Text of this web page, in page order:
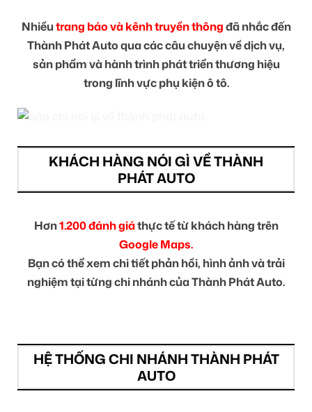
Nhiềutrang báo và kênh truyền thôngđã nhắc đến
Thành Phát Auto qua các câu chuyện về dịch vụ,
sản phẩm và hành trình phát triển thương hiệu
trong lĩnh vực phụ kiện ô tô.
KHÁCH HÀNG NÓI GÌ VỀ THÀNH
PHÁT AUTO
Hơn1.200 đánh giáthực tế từ khách hàng trên
Google Maps.
Bạn có thể xem chi tiết phản hồi, hình ảnh và trải
nghiệm tại từng chi nhánh của Thành Phát Auto.
HỆ THỐNG CHI NHÁNH THÀNH PHÁT
AUTO